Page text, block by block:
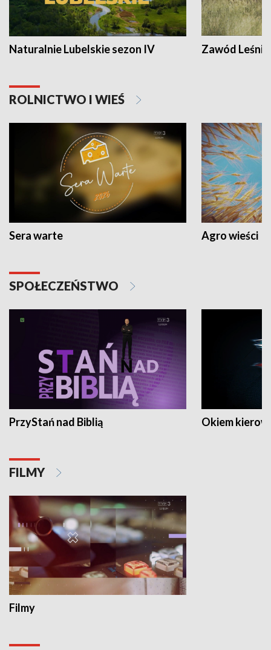
Naturalnie Lubelskie sezon IV Zawód Leśnik
ROLNICTWO I WIEŚ
Sera warte Agro wieści
SPOŁECZEŃSTWO
PrzyStań nad Biblią Okiem
FILMY
Filmy